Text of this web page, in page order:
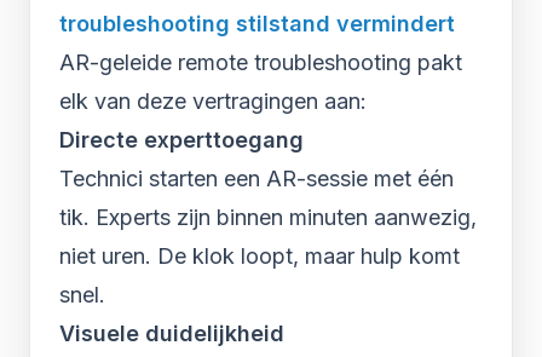
troubleshooting stilstand vermindert
AR-geleide remote troubleshooting pakt
elk van deze vertragingen aan:
Directe experttoegang
Technici starten een AR-sessie met één
tik. Experts zijn binnen minuten aanwezig,
niet uren. De klok loopt, maar hulp komt
snel.
Visuele duidelijkheid